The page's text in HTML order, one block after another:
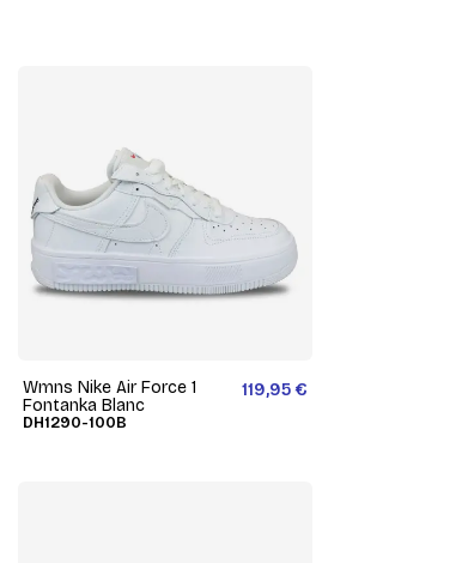
Wmns Nike Air Force 1
Fontanka Blanc
DH1290-100B
119,95 €